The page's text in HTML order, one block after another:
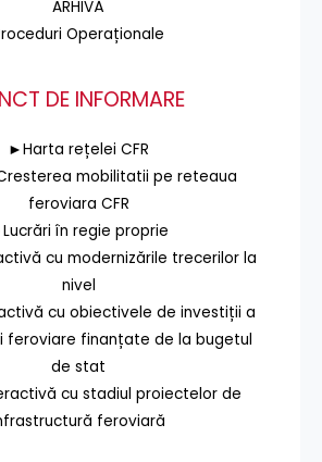
ARHIVĂ
Operaționale
DE INFORMARE
►Harta rețelei CFR
mobilitatii pe reteaua
feroviara CFR
în regie proprie
cu modernizările trecerilor la
nivel
cu obiectivele de investiții a
feroviare finanțate de la bugetul
de stat
cu stadiul proiectelor de
feroviară